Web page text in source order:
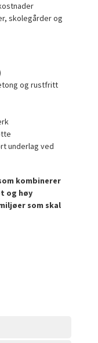
skolegårder og
og rustfritt
underlag ved
kombinerer
og høy
som skal